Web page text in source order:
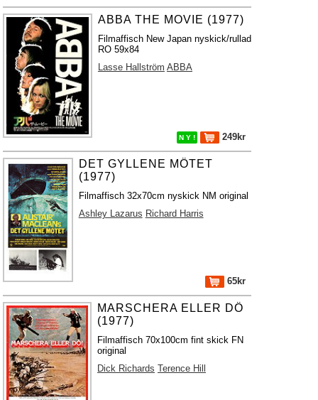
ABBA THE MOVIE (1977)
Filmaffisch New Japan nyskick/rullad
RO 59x84
Lasse Hallström ABBA
N Y ! 249kr
DET GYLLENE MÖTET
(1977)
Filmaffisch 32x70cm nyskick NM original
Ashley Lazarus Richard Harris
65kr
MARSCHERA ELLER DÖ
(1977)
Filmaffisch 70x100cm fint skick FN
original
Dick Richards Terence Hill